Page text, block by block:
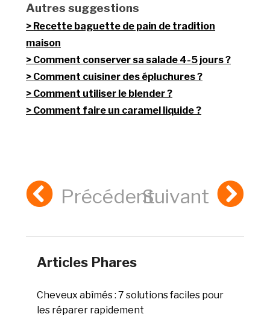
Autres suggestions
Recette baguette de pain de tradition
maison
Comment conserver sa salade 4-5 jours ?
Comment cuisiner des épluchures ?
Comment utiliser le blender ?
Comment faire un caramel liquide ?
PrécédentSuivant
Articles Phares
Cheveux abîmés : 7 solutions faciles pour
les réparer rapidement